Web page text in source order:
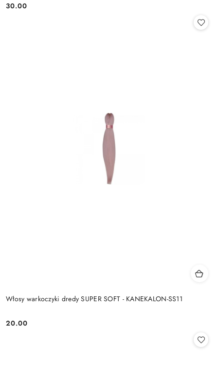
Cena:
30.00
Włosy warkoczyki dredy SUPER SOFT - KANEKALON-SS11
Cena:
20.00